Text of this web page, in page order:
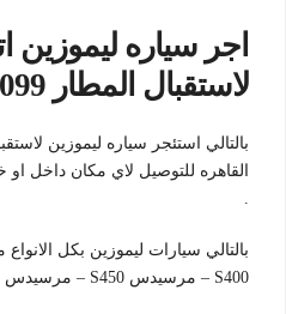
اجر سياره
لاستقبال المطار 01099792099 :
بالتالي استئجر سياره ليموزين
القاهره للتوصيل لاي مكان داخل او
.
S400 – مرسيدس S450 – مرسيدس فيانو V-CLASS – كيا كرنفال .